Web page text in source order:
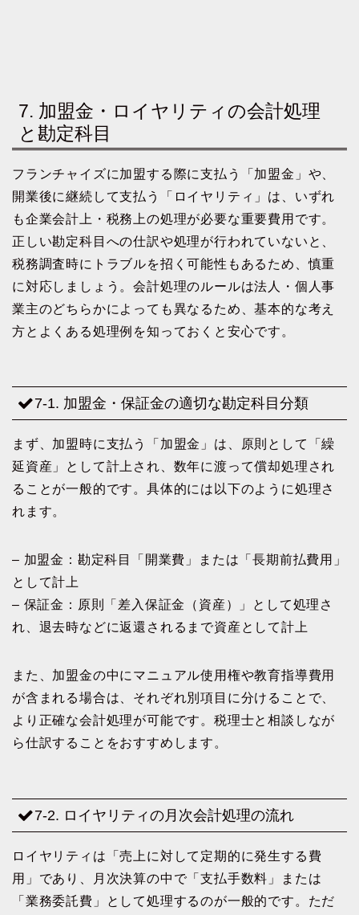
7. 加盟金・ロイヤリティの会計処理
と勘定科目
フランチャイズに加盟する際に支払う「加盟金」や、
開業後に継続して支払う「ロイヤリティ」は、いずれ
も企業会計上・税務上の処理が必要な重要費用です。
正しい勘定科目への仕訳や処理が行われていないと、
税務調査時にトラブルを招く可能性もあるため、慎重
に対応しましょう。会計処理のルールは法人・個人事
業主のどちらかによっても異なるため、基本的な考え
方とよくある処理例を知っておくと安心です。
7-1. 加盟金・保証金の適切な勘定科目分類
まず、加盟時に支払う「加盟金」は、原則として「繰
延資産」として計上され、数年に渡って償却処理され
ることが一般的です。具体的には以下のように処理さ
れます。
– 加盟金：勘定科目「開業費」または「長期前払費用」
として計上
– 保証金：原則「差入保証金（資産）」として処理さ
れ、退去時などに返還されるまで資産として計上
また、加盟金の中にマニュアル使用権や教育指導費用
が含まれる場合は、それぞれ別項目に分けることで、
より正確な会計処理が可能です。税理士と相談しなが
ら仕訳することをおすすめします。
7-2. ロイヤリティの月次会計処理の流れ
ロイヤリティは「売上に対して定期的に発生する費
用」であり、月次決算の中で「支払手数料」または
「業務委託費」として処理するのが一般的です。ただ